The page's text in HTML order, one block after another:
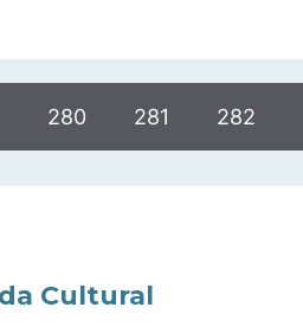
280 281 282
Cultural